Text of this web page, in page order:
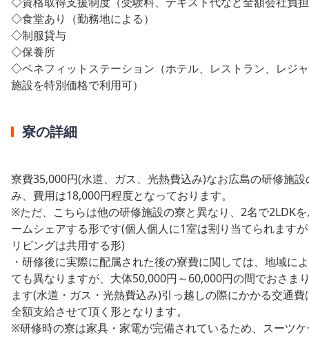
◇食堂あり（勤務地による）
◇制服貸与
◇保養所
◇ベネフィットステーション（ホテル、レストラン、レジ
施設を特別価格で利用可）
寮の詳細
寮費35,000円(水道、ガス、光熱費込み)なお広島の研修施設
み、費用は18,000円程度となっております。
※ただ、こちらは他の研修施設の寮と異なり、2名で2LDK
ームシェアする形です(個人個人に1室は割り当てられます
リビングは共用する形)
・研修後に実際に配属された後の寮費に関しては、地域に
ても異なりますが、大体50,000円～60,000円の間でおさま
ます(水道・ガス・光熱費込み)引っ越しの際にかかる交通費
全額支給させて頂く形となります。
※研修時の寮は家具・家電が完備されているため、スーツ